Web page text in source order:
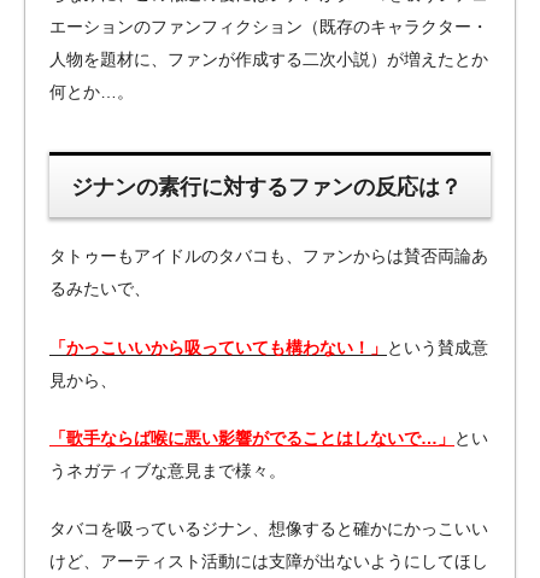
エーションのファンフィクション（既存のキャラクター・
人物を題材に、ファンが作成する二次小説）が増えたとか
何とか…。
ジナンの素行に対するファンの反応は？
タトゥーもアイドルのタバコも、ファンからは賛否両論あ
るみたいで、
「かっこいいから吸っていても構わない！」 という賛成意
見から、
「歌手ならば喉に悪い影響がでることはしないで…」 とい
うネガティブな意見まで様々。
タバコを吸っているジナン、想像すると確かにかっこいい
けど、アーティスト活動には支障が出ないようにしてほし